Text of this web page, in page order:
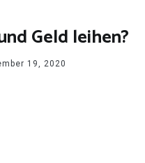
Geld leihen?
19, 2020